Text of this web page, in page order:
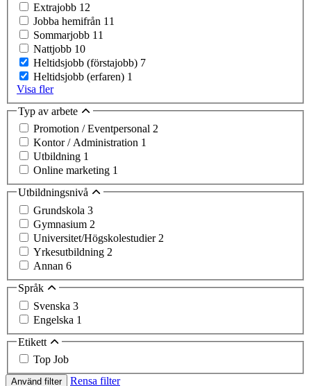
Extrajobb 12
Jobba hemifrån 11
Sommarjobb 11
Nattjobb 10
Heltidsjobb (förstajobb) 7
Heltidsjobb (erfaren) 1
Visa fler
Typ av arbete
Promotion / Eventpersonal 2
Kontor / Administration 1
Utbildning 1
Online marketing 1
Utbildningsnivå
Grundskola 3
Gymnasium 2
Universitet/Högskolestudier 2
Yrkesutbildning 2
Annan 6
Språk
Svenska 3
Engelska 1
Etikett
Top Job
Använd filter Rensa filter